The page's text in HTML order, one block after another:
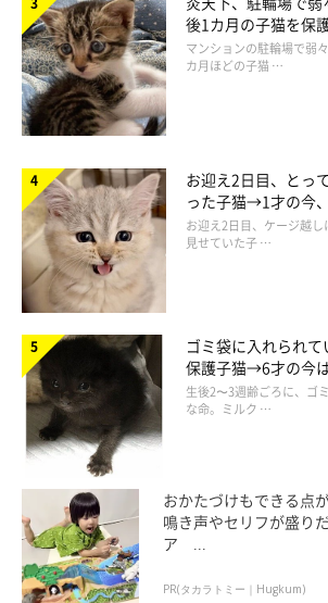
instagramアカウント
https://www.instagram.com/gokuragu/
ホームページ
https://gokuragu.theshop.jp/
後1カ月の子猫を保
でツンデレなコに成
マンションの駐輪場で弱
カ月ほどの子猫 …
お迎え2日目、とっ
った子猫→1才の今
ドになるコに成長！
お迎え2日目、ケージ越
見せていた子 …
ゴミ袋に入れられ
保護子猫→6才の今
美しい黒猫に成長
生後2〜3週齢ごろに、ゴ
な命。ミルク …
おかたづけもできる点
鳴き声やセリフが盛り
ア ...
PR(タカラトミー｜Hugkum)